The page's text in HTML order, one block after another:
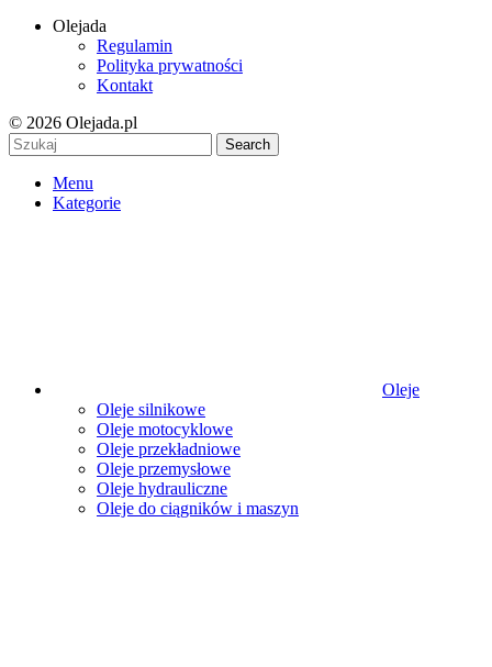
Olejada
Regulamin
Polityka prywatności
Kontakt
© 2026 Olejada.pl
Search
Menu
Kategorie
Oleje
Oleje silnikowe
Oleje motocyklowe
Oleje przekładniowe
Oleje przemysłowe
Oleje hydrauliczne
Oleje do ciągników i maszyn